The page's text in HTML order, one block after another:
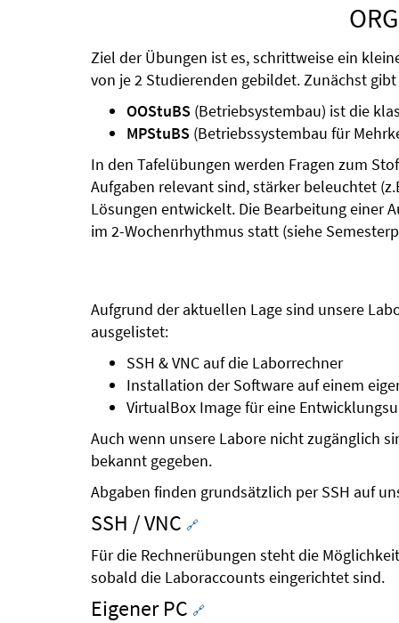
Ziel der Übungen ist es, schrittweise ein
von je 2 Studierenden gebildet. Zunächst
OOStuBS (Betriebsystembau) ist die
MPStuBS (Betriebssystembau für
In den Tafelübungen werden Fragen zum
Aufgaben relevant sind, stärker beleuchtet
Lösungen entwickelt. Die Bearbeitung einer
im 2-Wochenrhythmus statt (siehe
Aufgrund der aktuellen Lage sind unsere
ausgelistet:
SSH & VNC auf die Laborrechner
Installation der Software auf einem
VirtualBox Image für eine
Auch wenn unsere Labore nicht zugänglich
bekannt gegeben.
Abgaben finden grundsätzlich per SSH auf
SSH / VNC 🔗
Für die Rechnerübungen steht die
sobald die Laboraccounts eingerichtet sind.
Eigener PC 🔗